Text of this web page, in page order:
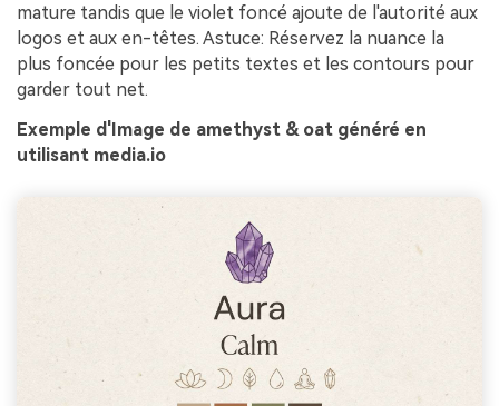
mature tandis que le violet foncé ajoute de l'autorité aux
logos et aux en-têtes. Astuce: Réservez la nuance la
plus foncée pour les petits textes et les contours pour
garder tout net.
Exemple d'Image de amethyst & oat généré en
utilisant media.io